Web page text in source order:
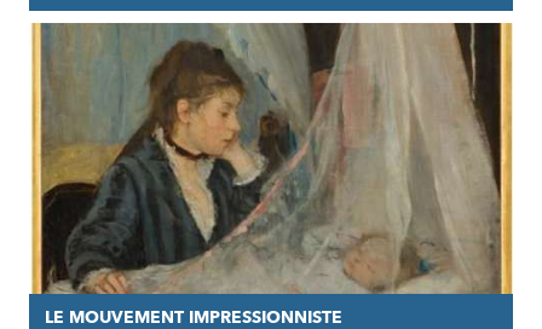
LE MOUVEMENT IMPRESSIONNISTE